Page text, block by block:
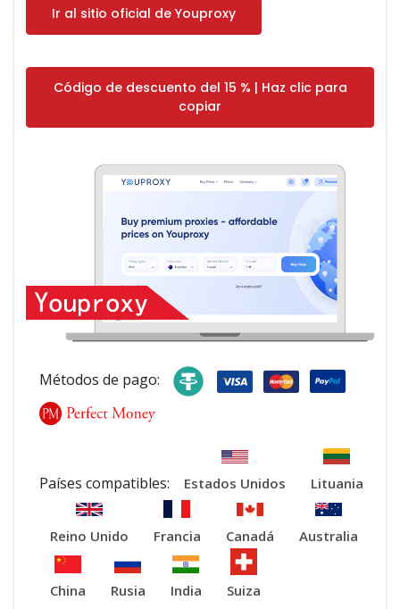
Ir al sitio oficial de Youproxy
Código de descuento del 15 % | Haz clic para
copiar
Métodos de pago:
Países compatibles: Estados Unidos Lituania
Reino Unido Francia Canadá Australia
China Rusia India Suiza